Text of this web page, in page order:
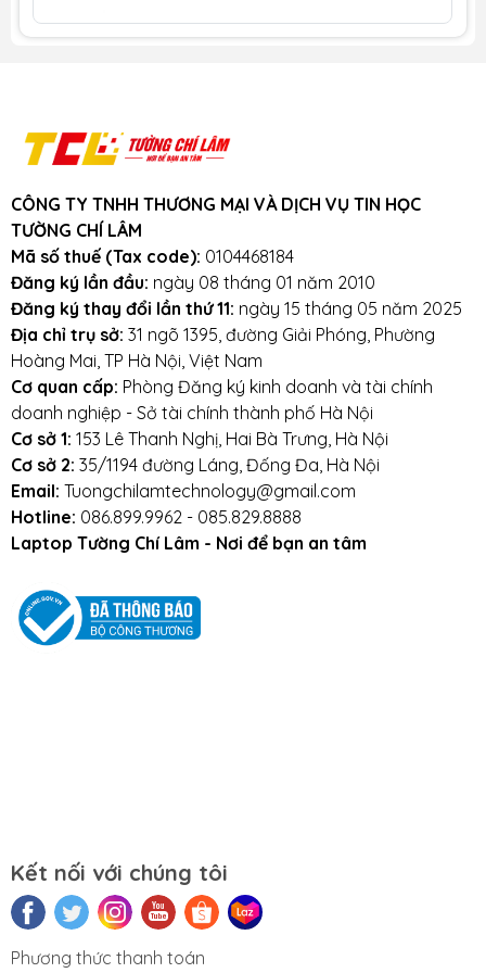
hàng từ 1 triệu trở lên trong bán kính
hàng đầu, chúng thôi cam kết không bán
hàng kém chất lượng, gây ảnh hưởng
đến laptop của khách hàng.
Lâm – Điểm 10 cho sự tin cậy.
Lưu ý khi sử dụng bàn phím:
Tránh bàn phím bị va đập mạnh, tránh
laptop bị rơi.
Tránh bàn phím bị dính nước,hạn chế cất giữ
và sử dụng laptop trong điều kiện ẩm thấp.
Vệ sinh bàn phím thường xuyên.
Gọi ngay:0918301789-0911390666
Địa chỉ:153 Lê Thanh Nghị
Trưng, Hà Nội (
CÔNG TY TNHH THƯƠNG MẠI VÀ DỊCH VỤ TIN HỌC
TƯỜNG CHÍ LÂM
Mã số thuế (Tax code): 0104468184
Đăng ký lần đầu: ngày 08 tháng 01 năm 2010
Đăng ký thay đổi lần thứ 11: ngày 15 tháng 05 năm 2025
Địa chỉ trụ sở: 31 ngõ 1395, đường Giải Phóng, Phường
Hoàng Mai, TP Hà Nội, Việt Nam
Cơ quan cấp: Phòng Đăng ký kinh doanh và tài chính
doanh nghiệp - Sở tài chính thành phố Hà Nội
Cơ sở 1: 153 Lê Thanh Nghị, Hai Bà Trưng, Hà Nội
Cơ sở 2: 35/1194 đường Láng, Đống Đa, Hà Nội
Email: Tuongchilamtechnology@gmail.com
Hotline: 086.899.9962 - 085.829.8888
Laptop Tường Chí Lâm - Nơi để bạn an tâm
Kết nối với chúng tôi
Phương thức thanh toán